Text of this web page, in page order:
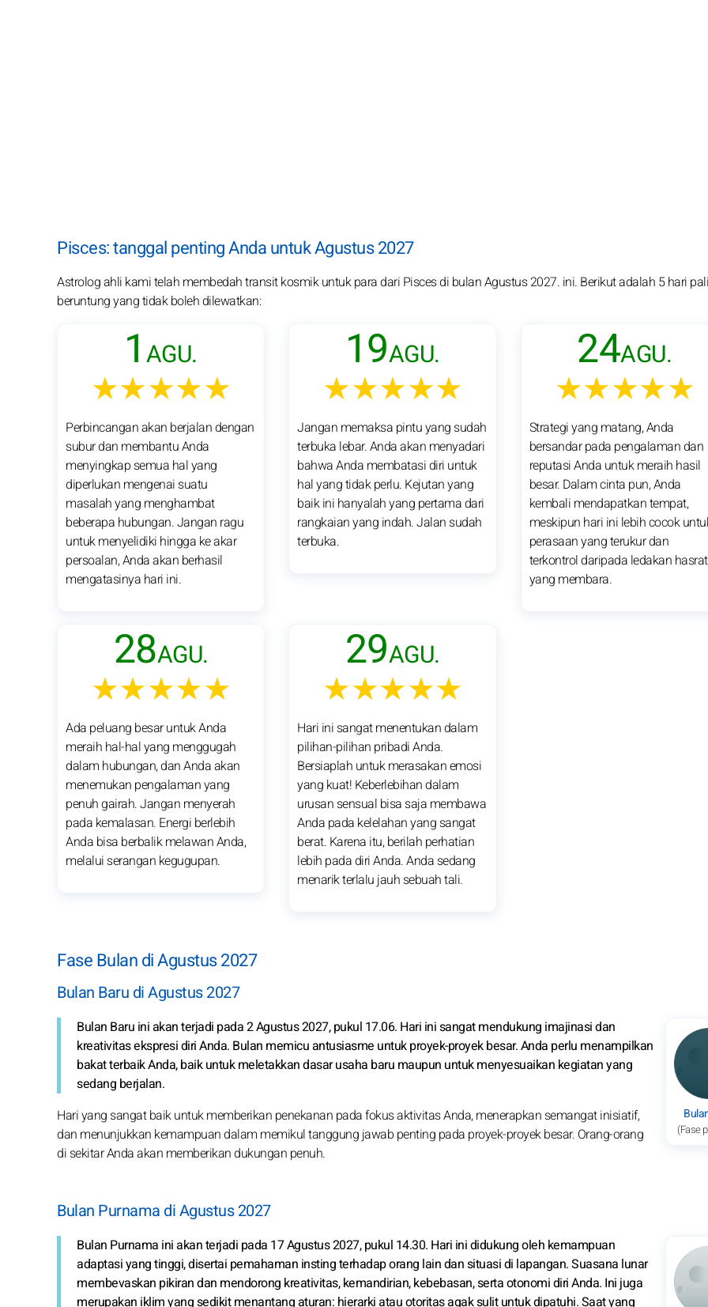
Pisces: tanggal penting Anda untuk Agustus 2027
Astrolog ahli kami telah membedah transit kosmik untuk para dari Pisces di bulan Agustus 2027. ini. Berikut adalah 5 hari
beruntung yang tidak boleh dilewatkan:
1 AGU.
★★★★★
Perbincangan akan berjalan dengan
subur dan membantu Anda
menyingkap semua hal yang
diperlukan mengenai suatu
masalah yang menghambat
beberapa hubungan. Jangan ragu
untuk menyelidiki hingga ke akar
persoalan, Anda akan berhasil
mengatasinya hari ini.
19AGU.
★★★★★
Jangan memaksa pintu yang sudah
terbuka lebar. Anda akan menyadari
bahwa Anda membatasi diri untuk
hal yang tidak perlu. Kejutan yang
baik ini hanyalah yang pertama dari
rangkaian yang indah. Jalan sudah
terbuka.
24AGU.
★★★★★
Strategi yang matang, Anda
bersandar pada pengalaman dan
reputasi Anda untuk meraih hasil
besar. Dalam cinta pun, Anda
kembali mendapatkan tempat,
meskipun hari ini lebih cocok
perasaan yang terukur dan
terkontrol daripada ledakan hasrat
yang membara.
28AGU.
★★★★★
Ada peluang besar untuk Anda
meraih hal-hal yang menggugah
dalam hubungan, dan Anda akan
menemukan pengalaman yang
penuh gairah. Jangan menyerah
pada kemalasan. Energi berlebih
Anda bisa berbalik melawan Anda,
melalui serangan kegugupan.
29AGU.
★★★★★
Hari ini sangat menentukan dalam
pilihan-pilihan pribadi Anda.
Bersiaplah untuk merasakan emosi
yang kuat! Keberlebihan dalam
urusan sensual bisa saja membawa
Anda pada kelelahan yang sangat
berat. Karena itu, berilah perhatian
lebih pada diri Anda. Anda sedang
menarik terlalu jauh sebuah tali.
Fase Bulan di Agustus 2027
Bulan Baru di Agustus 2027
(Fase
Bulan Baru ini akan terjadi pada 2 Agustus 2027, pukul 17.06. Hari ini sangat mendukung imajinasi dan
kreativitas ekspresi diri Anda. Bulan memicu antusiasme untuk proyek-proyek besar. Anda perlu menampilkan
bakat terbaik Anda, baik untuk meletakkan dasar usaha baru maupun untuk menyesuaikan kegiatan yang
sedang berjalan.
Hari yang sangat baik untuk memberikan penekanan pada fokus aktivitas Anda, menerapkan semangat inisiatif,
dan menunjukkan kemampuan dalam memikul tanggung jawab penting pada proyek-proyek besar. Orang-orang
di sekitar Anda akan memberikan dukungan penuh.
Bulan Purnama di Agustus 2027
Bulan Purnama ini akan terjadi pada 17 Agustus 2027, pukul 14.30. Hari ini didukung oleh kemampuan
adaptasi yang tinggi, disertai pemahaman insting terhadap orang lain dan situasi di lapangan. Suasana lunar
membevaskan pikiran dan mendorong kreativitas, kemandirian, kebebasan, serta otonomi diri Anda. Ini juga
merupakan iklim yang sedikit menantang aturan: hierarki atau otoritas agak sulit untuk dipatuhi. Saat yang